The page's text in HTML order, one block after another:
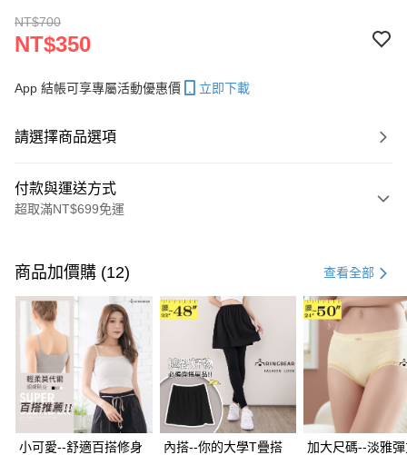
NT$700
NT$350
App 結帳可享專屬活動優惠價 立即下載
請選擇商品選項
付款與運送方式
超取滿NT$699免運
信用卡一次付款
超商取貨付款
LINE Pay
Apple Pay
街口支付
悠遊付
商品加價購 (12) 查看全部
小可愛--舒適百搭修身
內搭--你的大學T疊搭
加大尺碼--淡雅